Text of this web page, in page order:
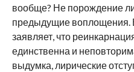
вообще? Не порождение
предыдущие воплощения.
заявляет, что
единственна и
выдумка, лирические